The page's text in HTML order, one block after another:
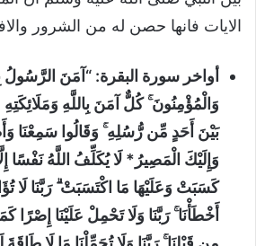
الايات فانها حصن له من الشرور
أواخر سورة البقرة: “آمَنَ الرَّسُولُ
وَالْمُؤْمِنُونَ ۚ كُلٌّ آمَنَ بِاللَّهِ
بَيْنَ أَحَدٍ مِّن رُّسُلِهِ ۚ وَقَالُوا سَمِعْنَا
وَإِلَيْكَ الْمَصِيرُ* لَا يُكَلِّفُ اللَّهُ نَفْسًا
كَسَبَتْ وَعَلَيْهَا مَا اكْتَسَبَتْ ۗ رَبَّنَا لَا
أَخْطَأْنَا ۚ رَبَّنَا وَلَا تَحْمِلْ عَلَيْنَا إِصْرًا